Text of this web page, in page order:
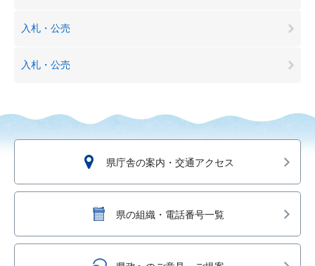
入札・公売
入札・公売
県庁舎の案内・交通アクセス
県の組織・電話番号一覧